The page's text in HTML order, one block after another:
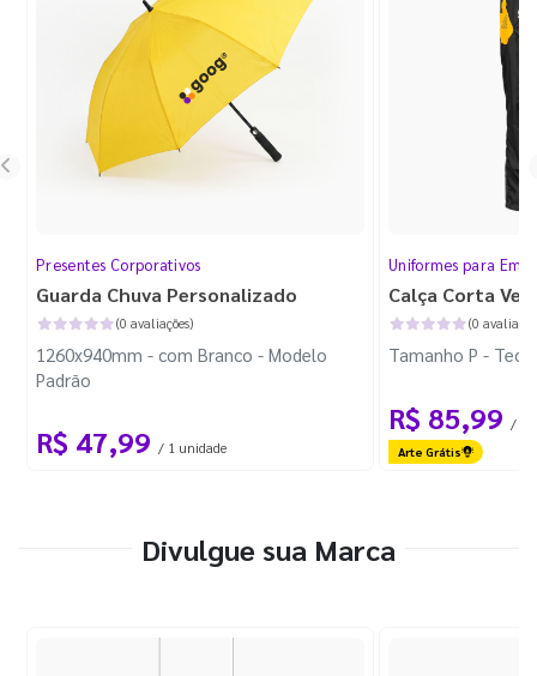
Presentes Corporativos
Guarda Chuva Personalizado
(0 avaliações)
1260x940mm - com Branco - Modelo
Padrão
R$ 47,99 / 1 unidade
Uniformes para
Calça Corta
(0
Tamanho P -
R$ 85,99 / 1
Arte Grátis
Divulgue sua Marca